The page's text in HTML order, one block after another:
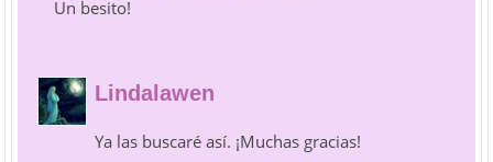
Un besito!
Lindalawen
Ya las buscaré así. ¡Muchas gracias!